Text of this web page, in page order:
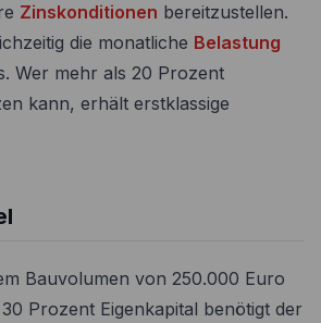
Zinskonditionen bereitzustellen.
die monatliche Belastung
Wer mehr als 20 Prozent
kann, erhält erstklassige
Bauvolumen von 250.000 Euro
Prozent Eigenkapital benötigt der